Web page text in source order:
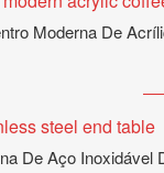
Moderna De
De Aço Inoxidável